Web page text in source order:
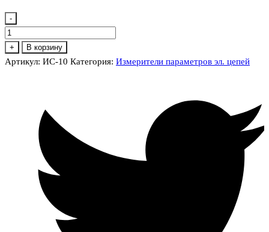
-
Количество
товара
ИС-10
+ В корзину
Артикул: ИС-10 Категория: Измерители параметров эл. цепей